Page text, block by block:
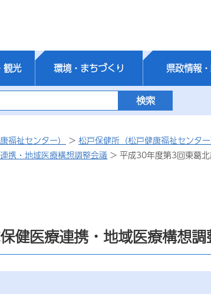
観光 環境・まちづくり 県政情報
福祉センター） > 松戸保健所（松戸健康福祉センター
携・地域医療構想調整会議 > 平成30年度第3回東葛
健医療連携・地域医療構想